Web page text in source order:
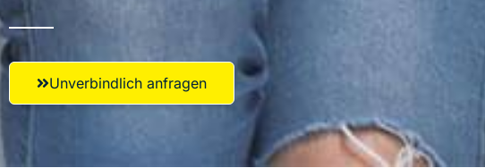
Unverbindlich anfragen